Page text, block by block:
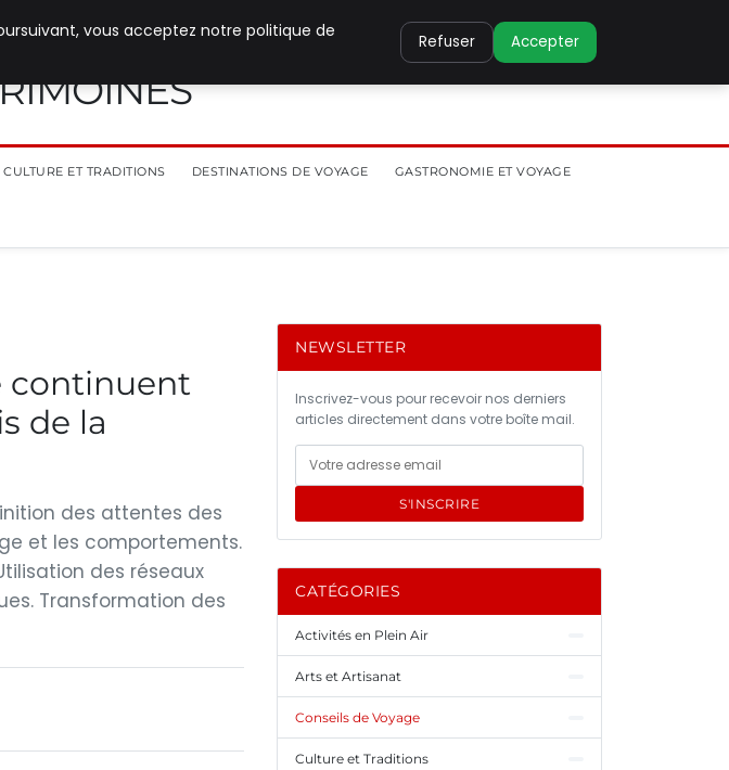
CULTURE ET TRADITIONS DESTINATIONS DE VOYAGE GASTRONOMIE ET VOYAGE
continuent
de la
des attentes des
et les comportements.
des réseaux
Transformation des
NEWSLETTER
Inscrivez-vous pour recevoir nos derniers
articles directement dans votre boîte mail.
S'INSCRIRE
CATÉGORIES
Activités en Plein Air
Arts et Artisanat
Conseils de Voyage
Culture et Traditions
vous acceptez notre politique de
Refuser Accepter